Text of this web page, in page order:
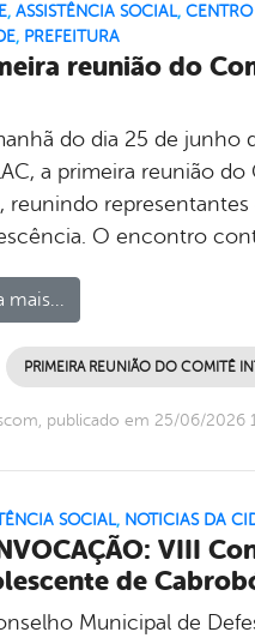
, ASSISTÊNCIA SOCIAL,
, PREFEITURA
reunião do
do dia 25 de junho
a primeira reunião
reunindo
O encontro
mais...
PRIMEIRA REUNIÃO DO COMITÊ
publicado em 25/06/2026
SOCIAL, NOTICIAS DA
VIII
de
Municipal de